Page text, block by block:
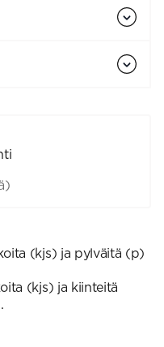
(kjs) ja pylväitä (p)
(kjs) ja kiinteitä